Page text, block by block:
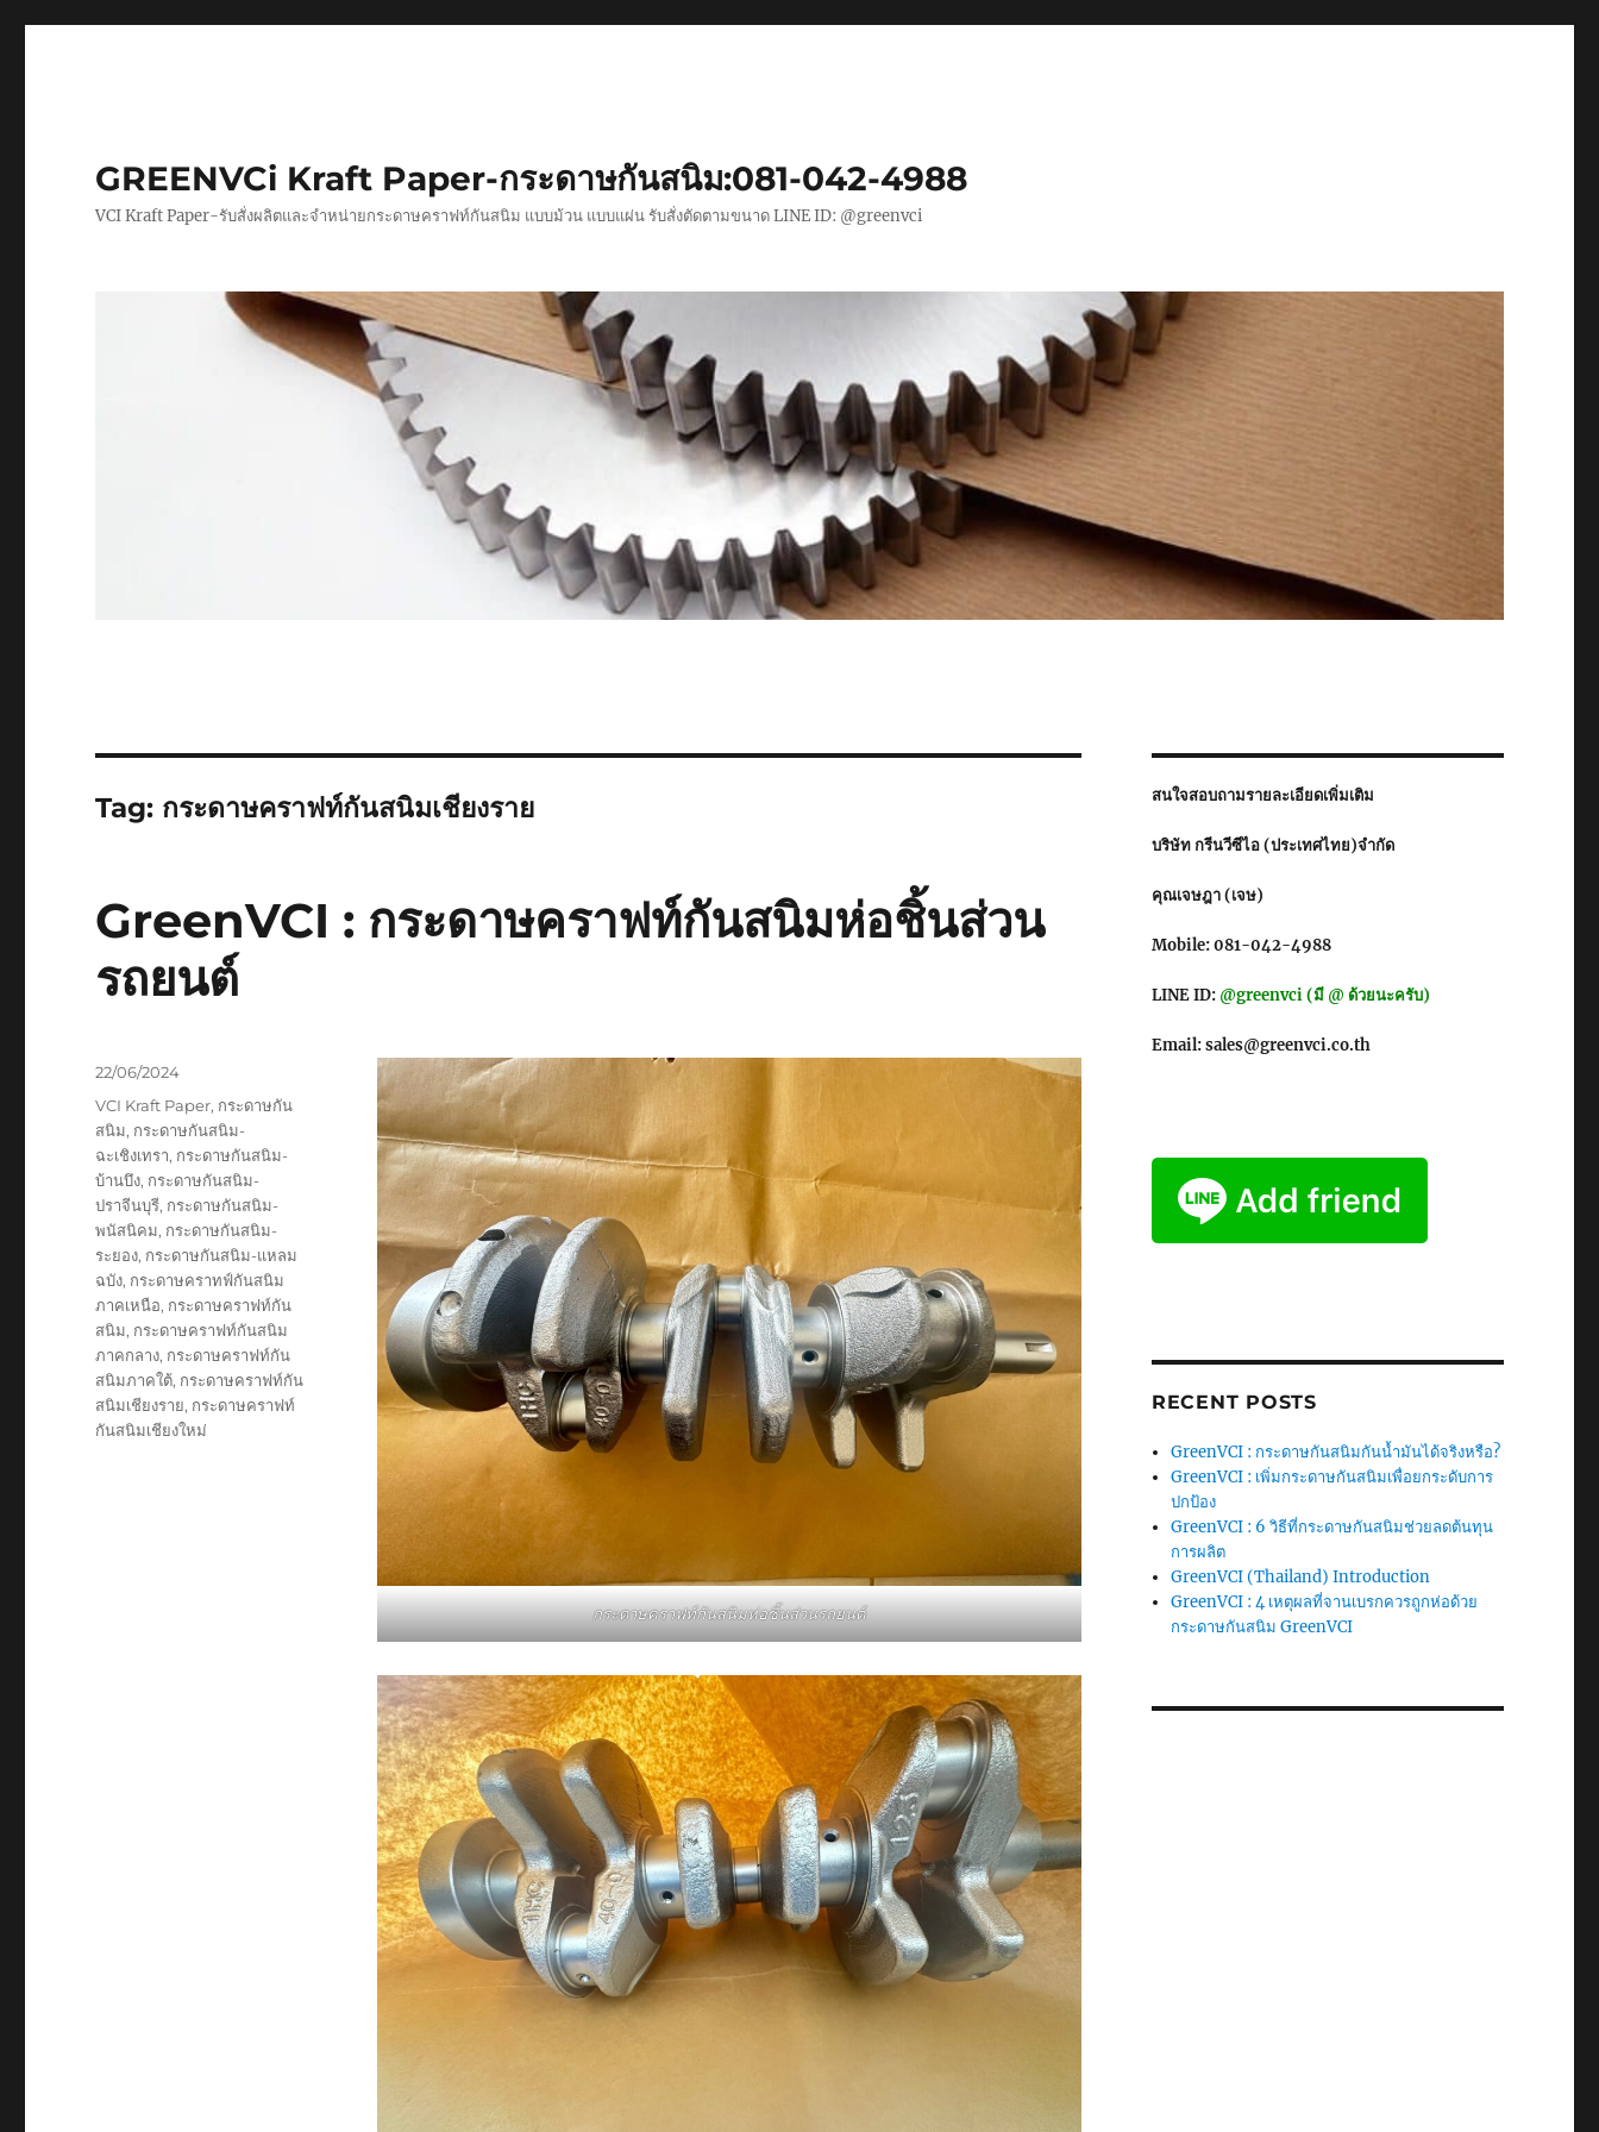
GREENVCi Kraft Paper-กระดาษกันสนิม:081-042-4988
VCI Kraft Paper-รับสั่งผลิตและจำหน่ายกระดาษคราฟท์กันสนิม แบบม้วน แบบแผ่น รับสั่งตัดตามขนาด LINE ID: @greenvci
Tag: กระดาษคราฟท์กันสนิมเชียงราย
GreenVCI : กระดาษคราฟท์กันสนิมห่อชิ้นส่วน
รถยนต์
กระดาษคราฟท์กันสนิมห่อชิ้นส่วนรถยนต์
Posted
22/06/2024
Tags
VCI Kraft Paper, กระดาษกัน
สนิม, กระดาษกันสนิม-
ฉะเชิงเทรา, กระดาษกันสนิม-
บ้านบึง, กระดาษกันสนิม-
ปราจีนบุรี, กระดาษกันสนิม-
พนัสนิคม, กระดาษกันสนิม-
ระยอง, กระดาษกันสนิม-แหลม
ฉบัง, กระดาษคราทฟ์กันสนิม
ภาคเหนือ, กระดาษคราฟท์กัน
สนิม, กระดาษคราฟท์กันสนิม
ภาคกลาง, กระดาษคราฟท์กัน
สนิมภาคใต้, กระดาษคราฟท์กัน
สนิมเชียงราย, กระดาษคราฟท์
กันสนิมเชียงใหม่
สนใจสอบถามรายละเอียดเพิ่มเติม
บริษัท กรีนวีซีไอ (ประเทศไทย)จำกัด
คุณเจษฎา (เจษ)
Mobile: 081-042-4988
LINE ID: @greenvci (มี @ ด้วยนะครับ)
Email: sales@greenvci.co.th
RECENT POSTS
GreenVCI : กระดาษกันสนิมกันน้ำมันได้จริงหรือ?
GreenVCI : เพิ่มกระดาษกันสนิมเพื่อยกระดับการ
ปกป้อง
GreenVCI : 6 วิธีที่กระดาษกันสนิมช่วยลดต้นทุน
การผลิต
GreenVCI (Thailand) Introduction
GreenVCI : 4 เหตุผลที่จานเบรกควรถูกห่อด้วย
กระดาษกันสนิม GreenVCI